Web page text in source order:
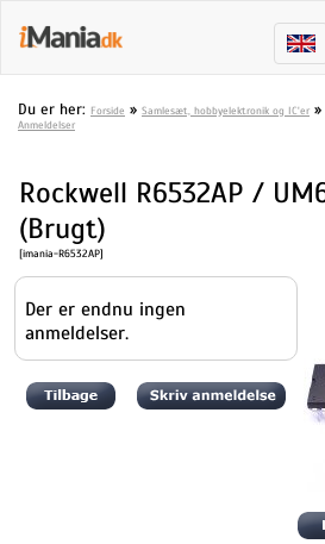
Du er her: Forside » Samlesæt, hobbyelektronik og IC'er »
Anmeldelser
Rockwell R6532AP /
(Brugt)
[imania-R6532AP]
Der er endnu ingen
anmeldelser.